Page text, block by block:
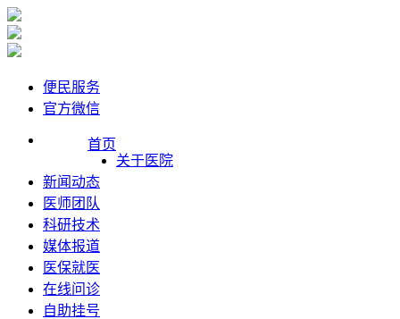
便民服务
官方微信
首页
关于医院
新闻动态
医师团队
科研技术
媒体报道
医保就医
在线问诊
自助挂号